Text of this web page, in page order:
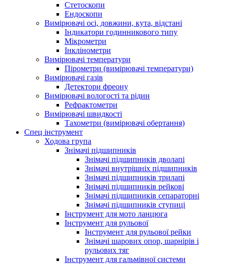
Стетоскопи
Ендоскопи
Вимірювачі осі, довжини, кута, відстані
Індикатори годинникового типу
Мікрометри
Інклінометри
Вимірювачі температури
Пірометри (вимірювачі температури)
Вимірювачі газів
Детектори фреону
Вимірювачі вологості та рідин
Рефрактометри
Вимірювачі швидкості
Тахометри (вимірювачі обертання)
Спец інструмент
Ходова група
Знімачі підшипників
Знімачі підшипників дволапі
Знімачі внутрішніх підшипників
Знімачі підшипників трилапі
Знімачі підшипників рейкові
Знімачі підшипників сепараторні
Знімачі підшипників ступиці
Інструмент для мото ланцюга
Інструмент для рульової
Інструмент для рульової рейки
Знімачі шарових опор, шарнірів і
рульових тяг
Інструмент для гальмівної системи